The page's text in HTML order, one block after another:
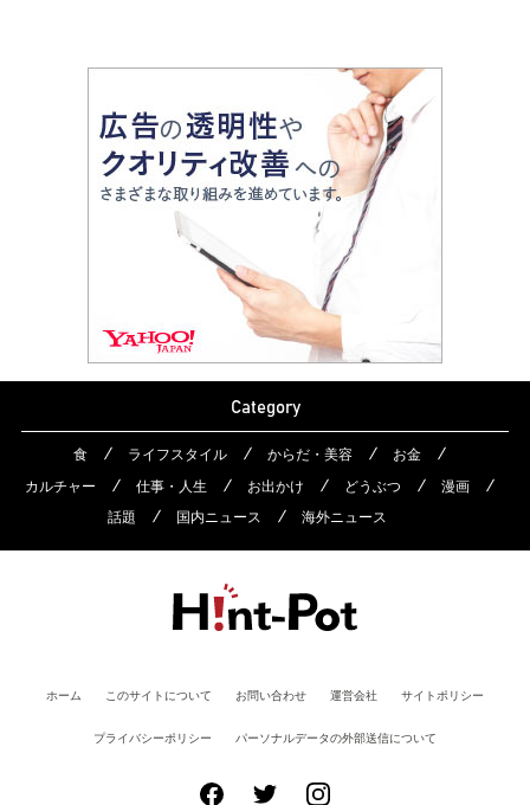
Category
食 ライフスタイル からだ・美容
お金
カルチャー
仕事・人生 お出かけ どうぶつ
漫画
話題
国内ニュース 海外ニュース
ホーム このサイトについて お問い合わせ 運営会社 サイトポリシー
プライバシーポリシー パーソナルデータの外部送信について